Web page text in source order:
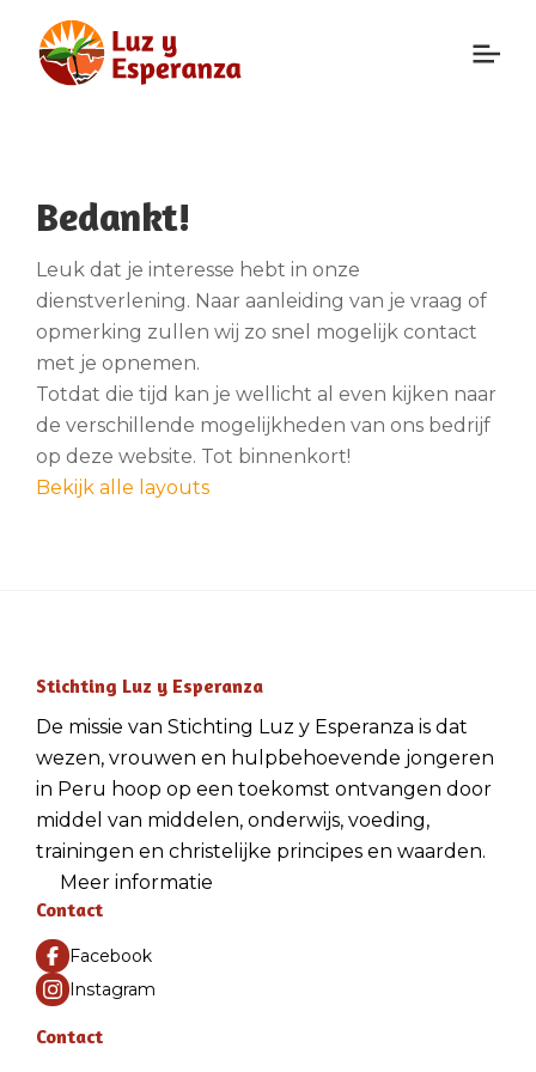
Bedankt!
Leuk dat je interesse hebt in onze
dienstverlening. Naar aanleiding van je vraag of
opmerking zullen wij zo snel mogelijk contact
met je opnemen.
Totdat die tijd kan je wellicht al even kijken naar
de verschillende mogelijkheden van ons bedrijf
op deze website. Tot binnenkort!
Bekijk alle layouts
Stichting Luz y Esperanza
De missie van Stichting Luz y Esperanza is dat
wezen, vrouwen en hulpbehoevende jongeren
in Peru hoop op een toekomst ontvangen door
middel van middelen, onderwijs, voeding,
trainingen en christelijke principes en waarden.
Meer informatie
Contact
Facebook
Instagram
Contact